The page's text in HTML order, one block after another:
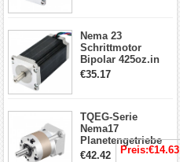
Nema 23
Schrittmotor
Bipolar 425oz.in
4.2A 57x57x114mm
€35.17
TQEG-Serie
Nema17
Planetengetriebe
5:1 Spiel 15Arc-
€42.42
Preis:€14.63